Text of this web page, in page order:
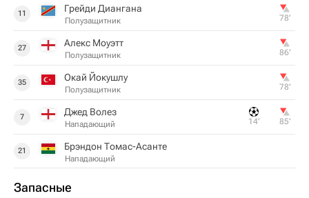
11 Грейди Диангана
Полузащитник 78‎’‎
27 Алекс Моуэтт
Полузащитник 86‎’‎
35 Окай Йокушлу
Полузащитник 78‎’‎
7 Джед Волез
Нападающий 14‎’‎ 85‎’‎
21 Брэндон Томас-Асанте
Нападающий
Запасные